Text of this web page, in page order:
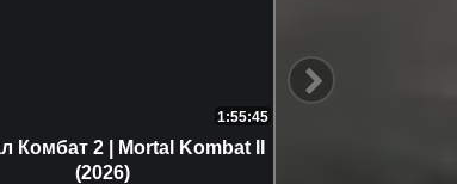
1:55:45
Комбат 2 | Mortal Kombat II
(2026)